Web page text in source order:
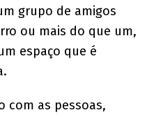
grupo de amigos
ou mais do que um,
espaço que é
com as pessoas,